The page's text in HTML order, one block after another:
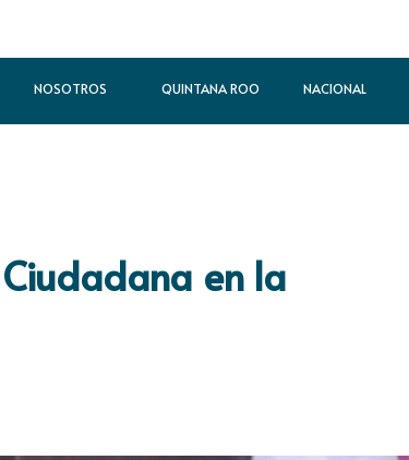
NOSOTROS QUINTANA ROO NACIONAL
en la